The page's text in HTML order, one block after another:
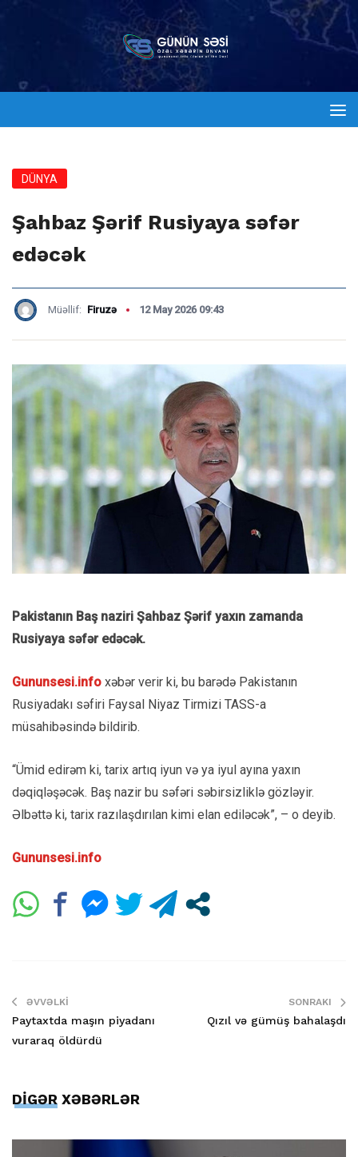
DÜNYA
Şahbaz Şərif Rusiyaya səfər
edəcək
Müəllif: Firuzə 12 May 2026 09:43
Pakistanın Baş naziri Şahbaz Şərif yaxın zamanda
Rusiyaya səfər edəcək.
Gununsesi.info xəbər verir ki, bu barədə Pakistanın
Rusiyadakı səfiri Faysal Niyaz Tirmizi TASS-a
müsahibəsində bildirib.
“Ümid edirəm ki, tarix artıq iyun və ya iyul ayına yaxın
dəqiqləşəcək. Baş nazir bu səfəri səbirsizliklə gözləyir.
Əlbəttə ki, tarix razılaşdırılan kimi elan ediləcək”, – o deyib.
Gununsesi.info
ƏVVƏLKI
Paytaxtda maşın piyadanı
vuraraq öldürdü
SONRAKI
Qızıl və gümüş bahalaşdı
DİGƏR XƏBƏRLƏR